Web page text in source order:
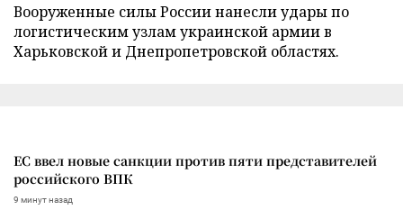
Вооруженные силы России нанесли удары по
логистическим узлам украинской армии в
Харьковской и Днепропетровской областях.
ЕС ввел новые санкции против пяти представителей
российского ВПК
9 минут назад